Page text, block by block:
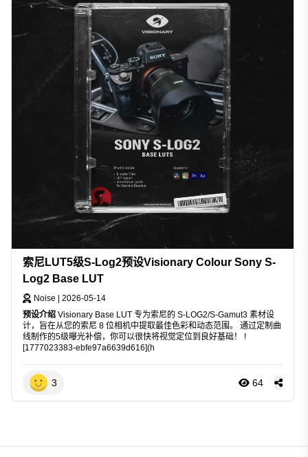
索尼LUT5级S-Log2预设Visionary Colour Sony S-
Log2 Base LUT
Noise
2026-05-14
预设介绍 Visionary Base LUT 专为索尼的 S-LOG2/S-Gamut3 素材设
计，旨在从您的索尼 8 位相机中提取最佳色彩和动态范围。 通过定制曲
线制作的5级曝光补偿，你可以很快将视觉定位到良好基础！ !
[1777023383-ebfe97a6639d616](h
3 64